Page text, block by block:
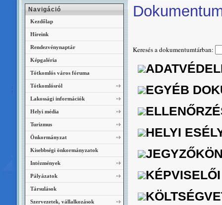
Keresés a dokumentumtárban:
EGYÉB
HELYI
Navigáció
Kezdőlap
Híreink
Rendezvénynaptár
Képgaléria
Tótkomlós város fóruma
Tótkomlósról
Lakossági információk
Helyi média
Turizmus
Önkormányzat
Kisebbségi önkormányzatok
Intézmények
Pályázatok
Társulások
Szervezetek, vállalkozások